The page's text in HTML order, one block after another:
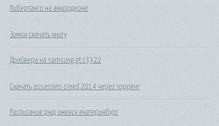
Либертанго на аккордеоне
Зимин скачать книгу
Драйвера на samsung gt c3322
Скачать assassins creed 2014 через торрент
Расписание ржд ижевск екатеринбург